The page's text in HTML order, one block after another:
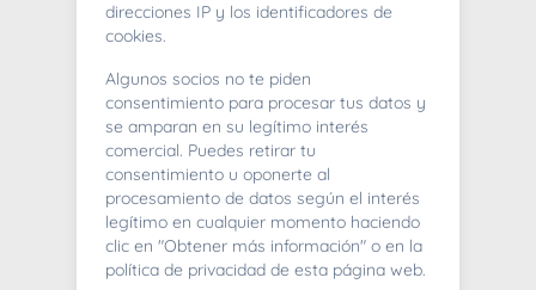
404
Whoops! Lo sentimos mucho.
direcciones IP y los identificadores de
cookies.
Algunos socios no te piden
consentimiento para procesar tus datos y
se amparan en su legítimo interés
comercial. Puedes retirar tu
consentimiento u oponerte al
procesamiento de datos según el interés
legítimo en cualquier momento haciendo
clic en "Obtener más información" o en la
política de privacidad de esta página web.